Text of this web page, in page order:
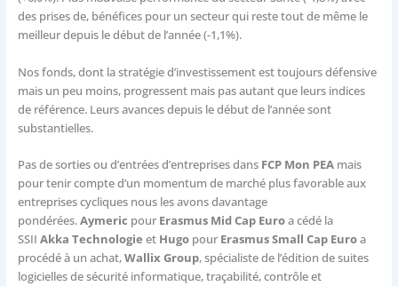
des prises de, bénéfices pour un secteur qui reste tout de même le
meilleur depuis le début de l’année (-1,1%).
Nos fonds, dont la stratégie d’investissement est toujours défensive
mais un peu moins, progressent mais pas autant que leurs indices
de référence. Leurs avances depuis le début de l’année sont
substantielles.
Pas de sorties ou d’entrées d’entreprises dans FCP Mon PEA mais
pour tenir compte d’un momentum de marché plus favorable aux
entreprises cycliques nous les avons davantage
pondérées.Aymeric pour Erasmus Mid Cap Euroa cédé la
SSII Akka Technologie et Hugo pour Erasmus Small Cap Euroa
procédé à un achat,Wallix Group, spécialiste de l’édition de suites
logicielles de sécurité informatique, traçabilité, contrôle et